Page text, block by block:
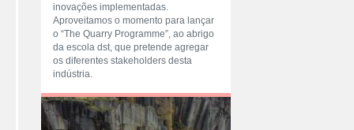
inovações implementadas.
Aproveitamos o momento para lançar
o “The Quarry Programme”, ao abrigo
da escola dst, que pretende agregar
os diferentes stakeholders desta
indústria.